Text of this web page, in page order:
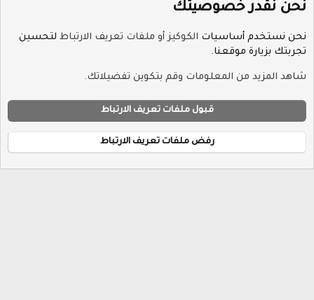
سياسة الخصوصية
الرئيسية
S
®
نحن نقدر خصوصيتك
نحن نستخدم أساسيات الكوكيز أو ملفات تعريف الارتباط لتحسين
تجربتك بزيارة موقعنا.
شاهد المزيد من المعلومات وقم بتكوين تفضيلاتك.
قبول ملفات تعريف الارتباط
رفض ملفات تعريف الارتباط